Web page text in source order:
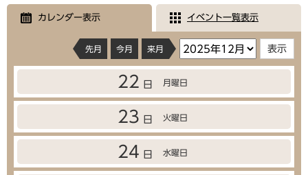
カレンダー表示 イベント一覧表示
先月 今月 来月
22 日 月曜日
23 日 火曜日
24 日 水曜日